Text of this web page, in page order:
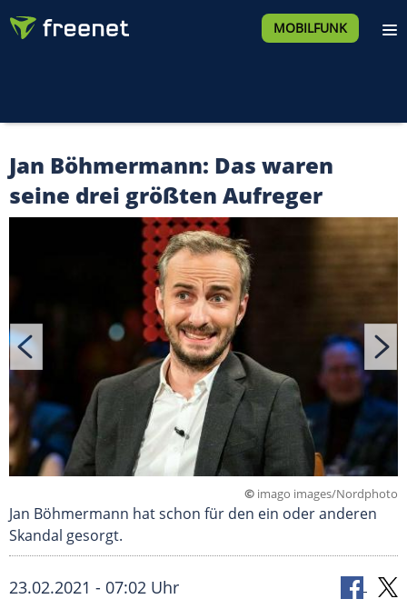
MOBILFUNK
Jan Böhmermann: Das waren
seine drei größten Aufreger
© imago images/Nordphoto
Jan Böhmermann hat schon für den ein oder anderen
Skandal gesorgt.
23.02.2021 - 07:02 Uhr